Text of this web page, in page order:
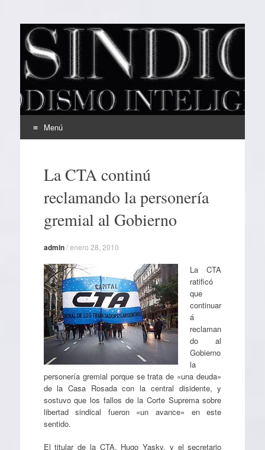
EL SINDICAL
Periodismo Inteligente
Menú
contenidoLa CTA continú
reclamando la personería
gremial al Gobierno
admin/enero 28, 2010
La CTA
ratificó
que
continuar
á
reclaman
do al
Gobierno
la
personería gremial porque se trata de «una deuda»
de la Casa Rosada con la central disidente, y
sostuvo que los fallos de la Corte Suprema sobre
libertad sindical fueron «un avance» en este
sentido.
El titular de la CTA, Hugo Yasky, y el secretario